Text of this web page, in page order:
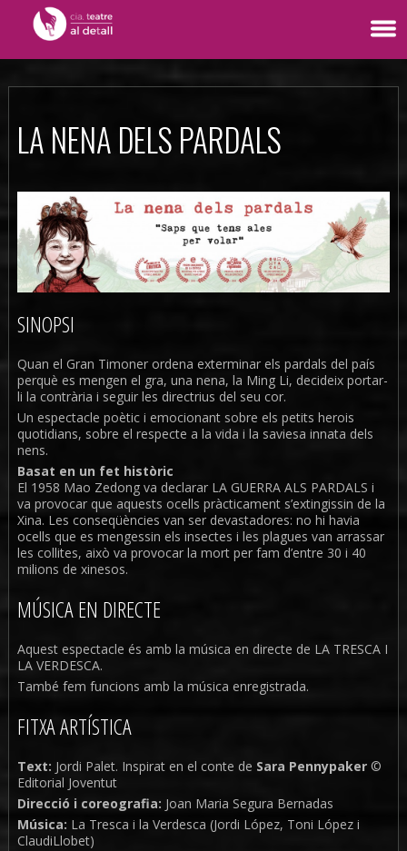
LA NENA DELS PARDALS
SINOPSI
Quan el Gran Timoner ordena exterminar els pardals del país
perquè es mengen el gra, una nena, la Ming Li, decideix portar-
li la contrària i seguir les directrius del seu cor.
Un espectacle poètic i emocionant sobre els petits herois
quotidians, sobre el respecte a la vida i la saviesa innata dels
nens.
Basat en un fet històric
El 1958 Mao Zedong va declarar LA GUERRA ALS PARDALS i
va provocar que aquests ocells pràcticament s’extingissin de la
Xina. Les conseqüències van ser devastadores: no hi havia
ocells que es mengessin els insectes i les plagues van arrassar
les collites, això va provocar la mort per fam d’entre 30 i 40
milions de xinesos.
MÚSICA EN DIRECTE
Aquest espectacle és amb la música en directe de LA TRESCA I
LA VERDESCA.
També fem funcions amb la música enregistrada.
FITXA ARTÍSTICA
Text: Jordi Palet. Inspirat en el conte de Sara Pennypaker©
Editorial Joventut
Direcció i coreografia: Joan Maria Segura Bernadas
Música: La Tresca i la Verdesca (Jordi López, Toni López i
ClaudiLlobet)